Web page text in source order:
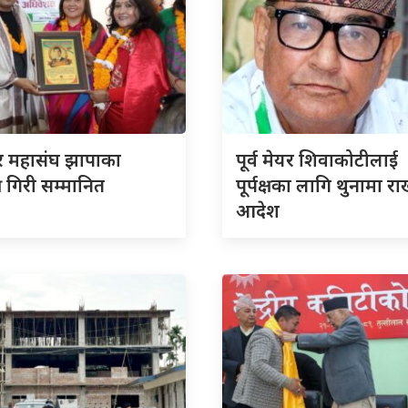
महासंघ झापाका
सम्मानित
पूर्व मेयर शिवाकोटीलाई
पूर्पक्षका लागि थुनामा
आदेश